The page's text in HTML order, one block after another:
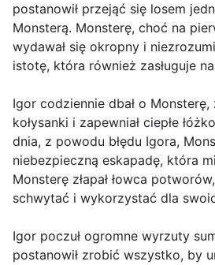
postanowił przejąć się losem
Monsterą. Monsterę, choć na
wydawał się okropny i
istotę, która również zasługuje
Igor codziennie dbał o Monsterę,
kołysanki i zapewniał ciepłe
dnia, z powodu błędu Igora,
niebezpieczną eskapadę, która
Monsterę złapał łowca
schwytać i wykorzystać dla
Igor poczuł ogromne wyrzuty
postanowił zrobić wszystko, by